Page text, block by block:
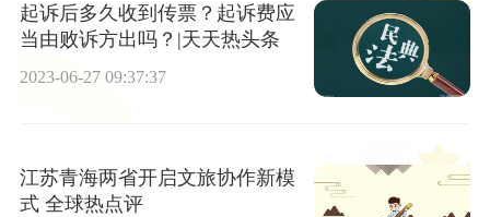
起诉后多久收到传票？起诉费应
当由败诉方出吗？|天天热头条
2023-06-27 09:37:37
江苏青海两省开启文旅协作新模
式 全球热点评